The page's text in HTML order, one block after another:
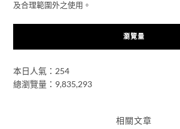
及合理範圍外之使用。
瀏覽量
本日人氣：254
總瀏覽量：9,835,293
相關文章